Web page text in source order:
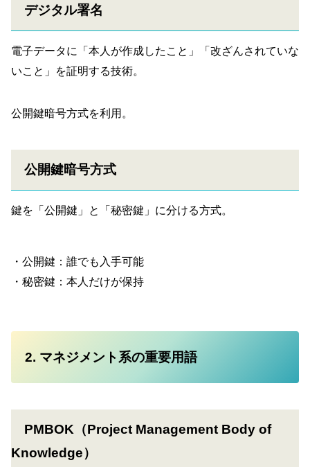
デジタル署名
電子データに「本人が作成したこと」「改ざんされていな
いこと」を証明する技術。
公開鍵暗号方式を利用。
公開鍵暗号方式
鍵を「公開鍵」と「秘密鍵」に分ける方式。
・公開鍵：誰でも入手可能
・秘密鍵：本人だけが保持
2. マネジメント系の重要用語
PMBOK（Project Management Body of
Knowledge）